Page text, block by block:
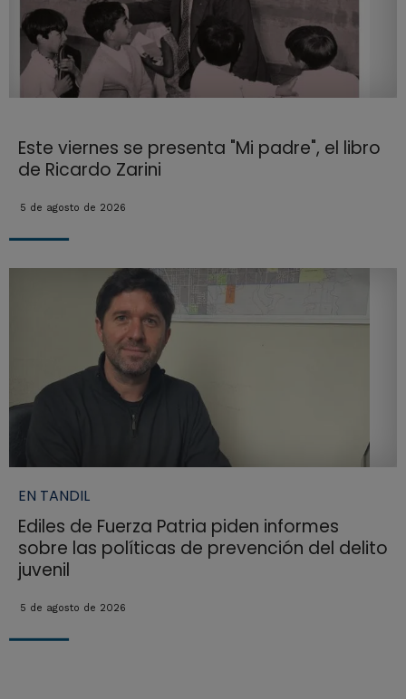
Este viernes se presenta "Mi padre", el libro
de Ricardo Zarini
5 de agosto de 2026
EN TANDIL
Ediles de Fuerza Patria piden informes
sobre las políticas de prevención del delito
juvenil
5 de agosto de 2026